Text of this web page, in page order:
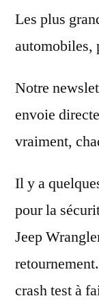
Les plus
automobiles,
Notre
envoie
vraiment,
Il y a
pour la
Jeep
crash test à